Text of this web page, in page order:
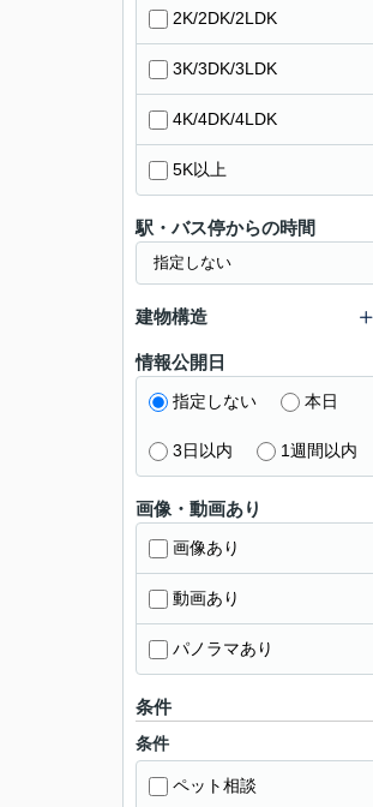
2K/2DK/2LDK
3K/3DK/3LDK
4K/4DK/4LDK
5K以上
駅・バス停からの時間
建物構造
情報公開日
指定しない 本日
3日以内 1週間以内
画像・動画あり
画像あり
動画あり
パノラマあり
条件
条件
ペット相談